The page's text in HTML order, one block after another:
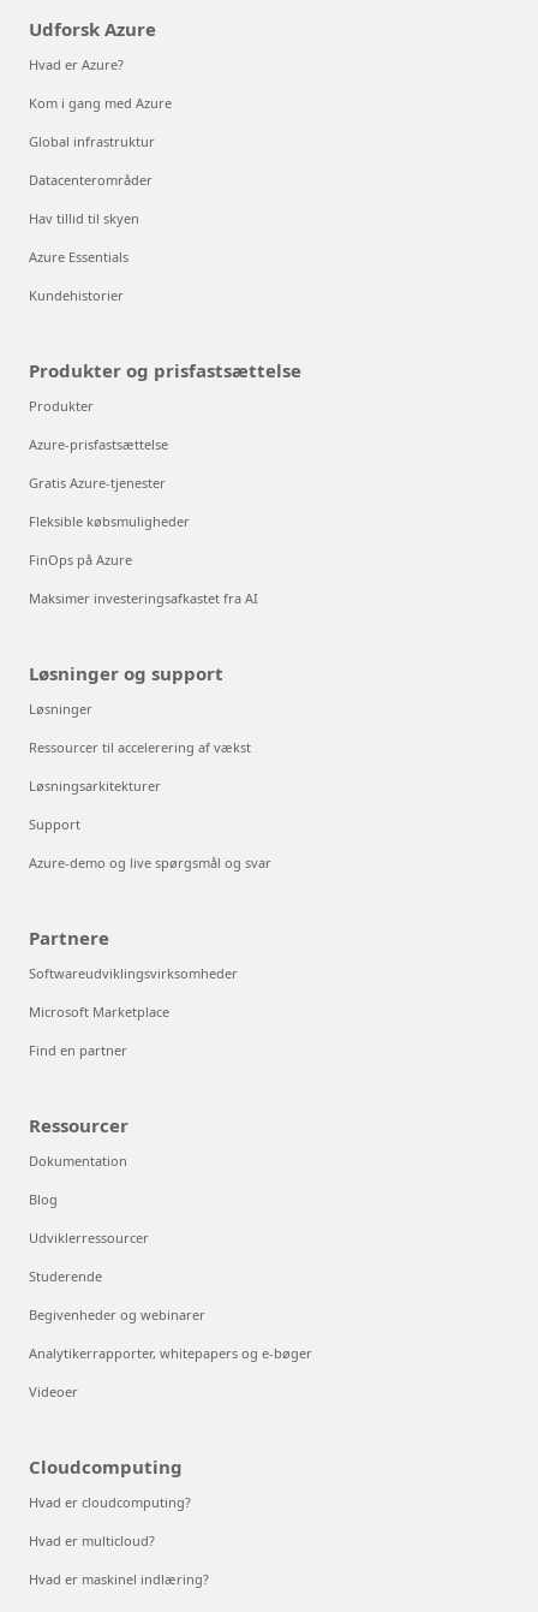
Udforsk Azure
Hvad er Azure?
Kom i gang med Azure
Global infrastruktur
Datacenterområder
Hav tillid til skyen
Azure Essentials
Kundehistorier
Produkter og prisfastsættelse
Produkter
Azure-prisfastsættelse
Gratis Azure-tjenester
Fleksible købsmuligheder
FinOps på Azure
Maksimer investeringsafkastet fra AI
Løsninger og support
Løsninger
Ressourcer til accelerering af vækst
Løsningsarkitekturer
Support
Azure-demo og live spørgsmål og svar
Partnere
Softwareudviklingsvirksomheder
Microsoft Marketplace
Find en partner
Ressourcer
Dokumentation
Blog
Udviklerressourcer
Studerende
Begivenheder og webinarer
Analytikerrapporter, whitepapers og e-bøger
Videoer
Cloudcomputing
Hvad er cloudcomputing?
Hvad er multicloud?
Hvad er maskinel indlæring?